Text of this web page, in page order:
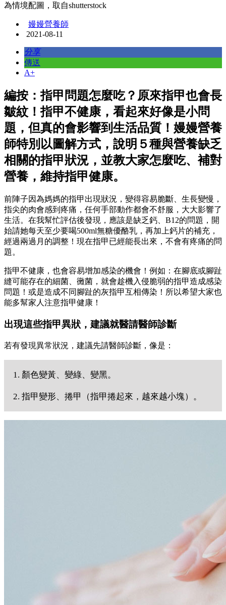
為情境配圖，取自shutterstock
嫚嫚營養師
2021-08-11
分享
傳送
A+
編按：指甲問題怎麼吃？原來指甲也會長
皺紋！指甲不健康，看起來好像是小問
題，但真的會影響到生活品質！嫚嫚營養
師特別以圖解方式，說明５種與營養缺乏
相關的指甲狀況，並教大家怎麼吃、補對
營養，維持指甲健康。
前陣子因為媽媽的指甲出現狀況，變得容易脆斷、生長變慢，
指尖的肉會感到疼痛，任何手部動作都會不舒服，大大影響了
生活。在我幫忙評估後發現，應該是缺乏鈣、B12的問題，開
始請她每天至少要喝500ml無糖優酪乳，再加上鈣片的補充，
經過兩過月的調整！現在指甲已經能長出來，不會有疼痛的問
題。
指甲不健康，也會容易增加感染的機會！例如：在腳底或腳趾
縫可能存在的細菌、黴菌，就會趁機入侵脆弱的指甲造成感染
問題！或是造成不同腳趾的灰指甲互相傳染！所以希望大家也
能多幫家人注意指甲健康！
出現這些指甲異狀，建議就醫請醫師診斷
若有發現異常狀況，建議先請醫師診斷，像是：
1. 顏色變黃、變綠、變黑。
2. 指甲變形、捲甲（指甲捲起來，越來越小塊）。